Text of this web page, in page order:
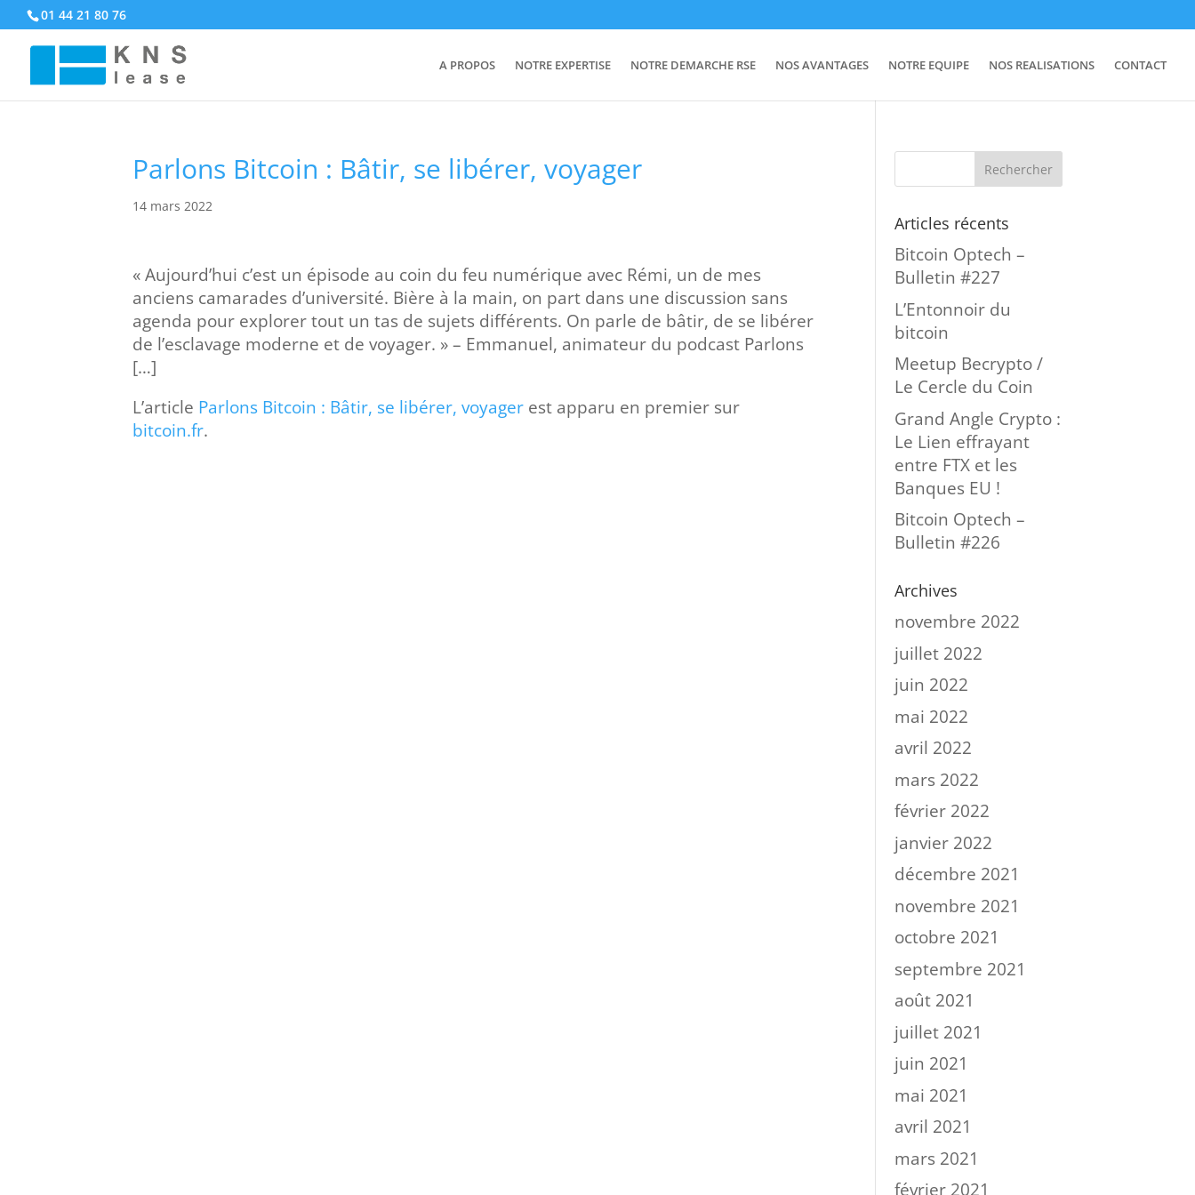
01 44 21 80 76
A PROPOS NOTRE EXPERTISE NOTRE DEMARCHE RSE NOS AVANTAGES NOTRE EQUIPE NOS REALISATIONS CONTACT
Parlons Bitcoin : Bâtir, se libérer, voyager
14 mars 2022
« Aujourd’hui c’est un épisode au coin du feu numérique avec Rémi, un de mes
anciens camarades d’université. Bière à la main, on part dans une discussion sans
agenda pour explorer tout un tas de sujets différents. On parle de bâtir, de se libérer
de l’esclavage moderne et de voyager. » – Emmanuel, animateur du podcast Parlons
[…]
L’article Parlons Bitcoin : Bâtir, se libérer, voyager est apparu en premier sur
bitcoin.fr.
Articles récents
Bitcoin Optech –
Bulletin #227
L’Entonnoir du
bitcoin
Meetup Becrypto /
Le Cercle du Coin
Grand Angle Crypto :
Le Lien effrayant
entre FTX et les
Banques EU !
Bitcoin Optech –
Bulletin #226
Archives
novembre 2022
juillet 2022
juin 2022
mai 2022
avril 2022
mars 2022
février 2022
janvier 2022
décembre 2021
novembre 2021
octobre 2021
septembre 2021
août 2021
juillet 2021
juin 2021
mai 2021
avril 2021
mars 2021
février 2021